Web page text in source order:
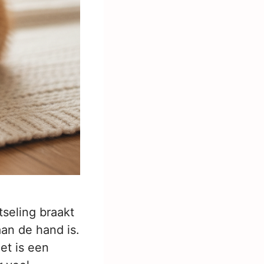
braakt
de hand is.
is een